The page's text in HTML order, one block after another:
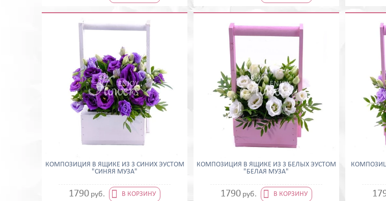
КОМПОЗИЦИЯ В ЯЩИКЕ ИЗ 3 СИНИХ ЭУСТОМ
"СИНЯЯ МУЗА"
1790 руб.  В КОРЗИНУ
КОМПОЗИЦИЯ В ЯЩИКЕ ИЗ 3 БЕЛЫХ ЭУСТОМ
"БЕЛАЯ МУЗА"
1790 руб.  В КОРЗИНУ